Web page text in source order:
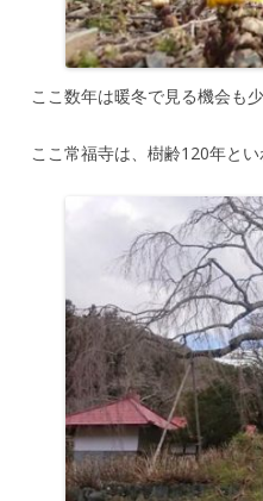
ここ数年は暖冬で見る機会も
ここ常福寺は、樹齢120年とい